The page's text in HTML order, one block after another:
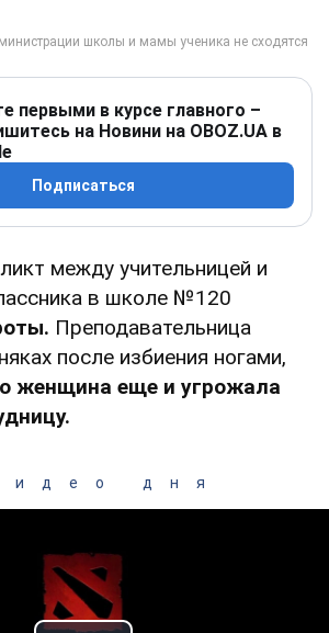
первыми в курсе главного –
на Новини на OBOZ.UA в
Подписаться
между учительницей и
в школе №120
Преподавательница
после избиения ногами,
женщина еще и угрожала
дня